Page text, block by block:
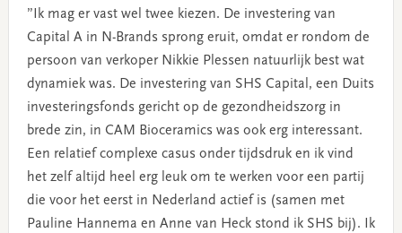
”Ik mag er vast wel twee kiezen. De investering van
Capital A in N-Brands sprong eruit, omdat er rondom de
persoon van verkoper Nikkie Plessen natuurlijk best wat
dynamiek was. De investering van SHS Capital, een Duits
investeringsfonds gericht op de gezondheidszorg in
brede zin, in CAM Bioceramics was ook erg interessant.
Een relatief complexe casus onder tijdsdruk en ik vind
het zelf altijd heel erg leuk om te werken voor een partij
die voor het eerst in Nederland actief is (samen met
Pauline Hannema en Anne van Heck stond ik SHS bij). Ik